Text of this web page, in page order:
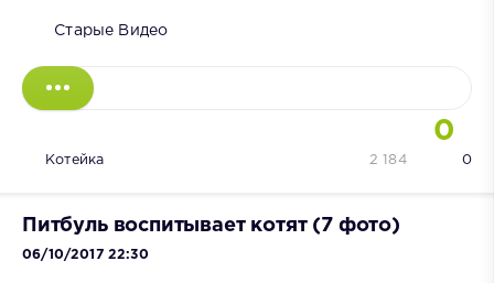
Старые Видео
0
Котейка 0
2 184
Питбуль воспитывает котят (7 фото)
06/10/2017 22:30